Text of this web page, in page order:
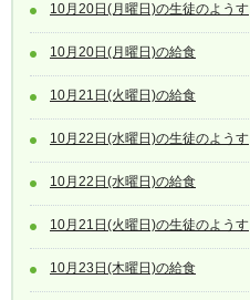
10月20日(月曜日)の生徒のようす
10月20日(月曜日)の給食
10月21日(火曜日)の給食
10月22日(水曜日)の生徒のようす
10月22日(水曜日)の給食
10月21日(火曜日)の生徒のようす
10月23日(木曜日)の給食